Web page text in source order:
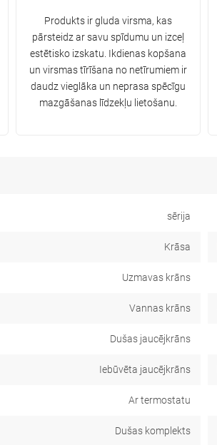
Produkts ir gluda virsma, kas
pārsteidz ar savu spīdumu un izceļ
estētisko izskatu. Ikdienas kopšana
un virsmas tīrīšana no netīrumiem ir
daudz vieglāka un neprasa spēcīgu
mazgāšanas līdzekļu lietošanu.
sērija
Krāsa
Uzmavas krāns
Vannas krāns
Dušas jaucējkrāns
Iebūvēta jaucējkrāns
Ar termostatu
Dušas komplekts